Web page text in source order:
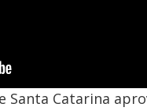
Santa Catarina